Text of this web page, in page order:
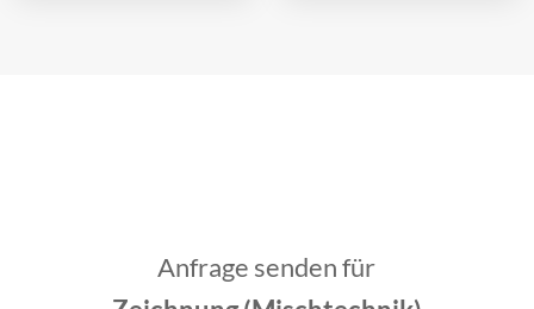
Anfrage senden für